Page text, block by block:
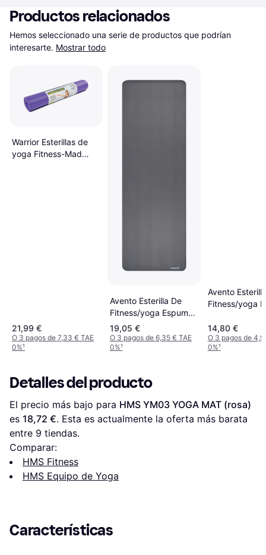
Productos relacionados
Hemos seleccionado una serie de productos que podrían
interesarte. Mostrar todo
Warrior Esterillas de
yoga Fitness-Mad
21,99 €
O 3 pagos de 7,33 € TAE
0%¹
Avento Esterilla De
Fitness/yoga Espuma
Nbr
19,05 €
O 3 pagos de 6,35 € TAE
0%¹
Avento
Fitness/yoga
14,80 €
O 3 pagos de
0%¹
Detalles del producto
El precio más bajo para HMS YM03 YOGA MAT (rosa)
es 18,72 €. Esta es actualmente la oferta más barata
entre 9 tiendas.
Comparar:
HMS Fitness
HMS Equipo de Yoga
Características